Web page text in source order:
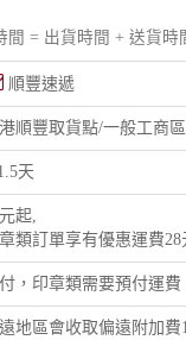
間 = 出貨時間 + 送貨時
順豐速遞
順豐取貨點/一般工商區
天
起,
類訂單享有優惠運費
，印章類需要預付運費
地區會收取偏遠附加費